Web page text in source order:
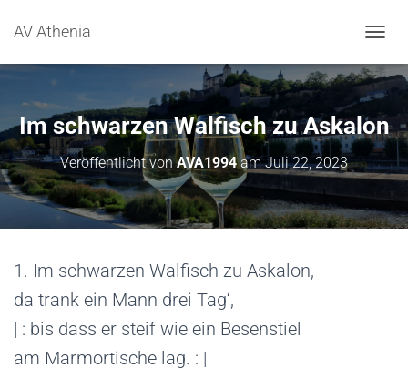
AV Athenia
A
V
I
G
A
T
I
U
Im schwarzen Walfisch zu Askalon
Veröffentlicht vonAVA1994amJuli 22, 2023
1. Im schwarzen Walfisch zu Askalon,
da trank ein Mann drei Tag‘,
| : bis dass er steif wie ein Besenstiel
am Marmortische lag. : |